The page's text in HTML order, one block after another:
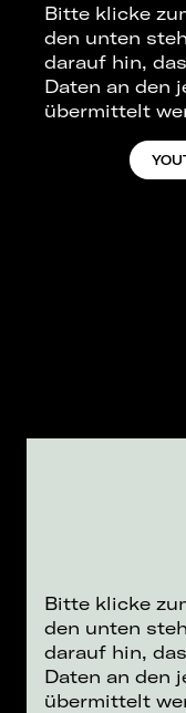
Bitte klicke
den unten
darauf hin,
Daten an den
übermittelt
Bitte klicke
den unten
darauf hin,
Daten an den
übermittelt